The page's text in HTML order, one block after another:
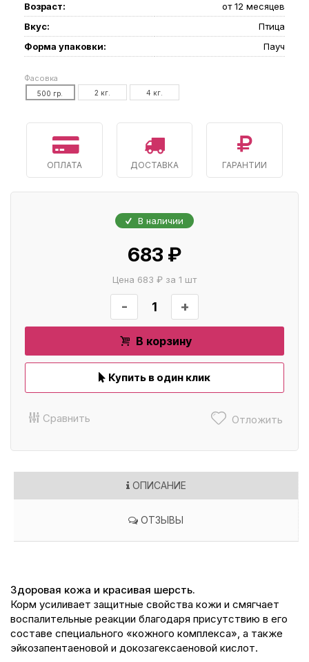
Возраст:
от 12 месяцев
Вкус:
Птица
Форма упаковки:
Пауч
Фасовка
500 гр. 2 кг. 4 кг.
ОПЛАТА ДОСТАВКА ГАРАНТИИ
В наличии
683 ₽
Цена 683 ₽ за 1 шт
- +
В корзину
Купить в один клик
Сравнить Отложить
ОПИСАНИЕ
ОТЗЫВЫ
Здоровая кожа и красивая шерсть.
Корм усиливает защитные свойства кожи и смягчает
воспалительные реакции благодаря присутствию в его
составе специального «кожного комплекса», а также
эйкозапентаеновой и докозагексаеновой кислот.